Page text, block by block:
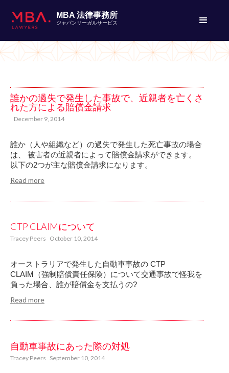
MBA 法律事務所
ジャパンリーガルサービス
MBA Lawyers Japan Updates
誰かの過失で発生した事故で、近親者を亡くさ
れた方による賠償金請求
December 9, 2014
誰か（人や組織など）の過失で発生した死亡事故の場合
は、 被害者の近親者によって賠償金請求ができます。
以下の2つが主な賠償金請求になります。
Read more
CTP CLAIMについて
Tracey Peers October 10, 2014
オーストラリアで発生した自動車事故の CTP
CLAIM（強制賠償責任保険）について交通事故で怪我を
負った場合、誰が賠償金を支払うの?
Read more
自動車事故にあった際の対処
Tracey Peers September 10, 2014